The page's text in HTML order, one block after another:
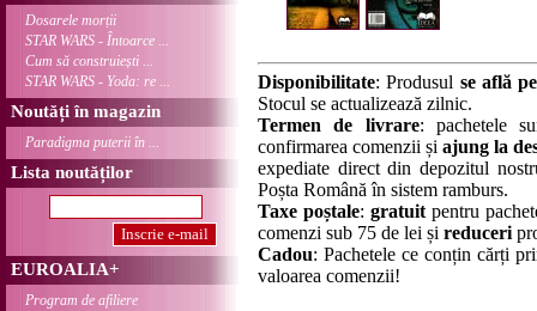
Dosarele morții
STAR WARS - Întoarce ...
Cum să construiești ...
STAR WARS - Yoda: re ...
Noutăți în magazin
Paradigma puterii în ...
Lista noutăților
EUROALIA+
Program de afiliere
Disponibilitate: Produsul se află
Stocul se actualizează zilnic.
Termen de livrare: pachetele
confirmarea comenzii șiajung la
expediate direct din depozitul
Poșta Română în sistem ramburs.
Taxe poștale: gratuitpentru
comenzi sub 75 de lei și reduceri
Cadou: Pachetele ce conțin cărți
valoarea comenzii!